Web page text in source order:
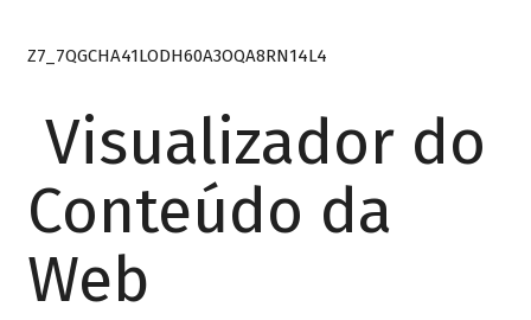
Z7_7QGCHA41LODH60A3OQA8RN14L4
Visualizador do
Conteúdo da
Web